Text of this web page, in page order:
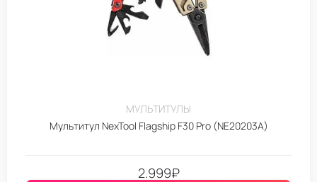
МУЛЬТИТУЛЫ
Мультитул NexTool Flagship F30 Pro (NE20203A)
2.999₽